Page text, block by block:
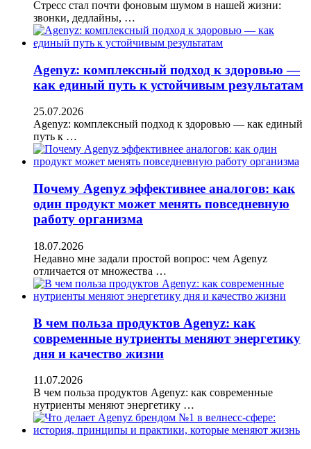
Стресс стал почти фоновым шумом в нашей жизни:
звонки, дедлайны, …
Agenyz: комплексный подход к здоровью —
как единый путь к устойчивым результатам
25.07.2026
Agenyz: комплексный подход к здоровью — как единый
путь к …
Почему Agenyz эффективнее аналогов: как
один продукт может менять повседневную
работу организма
18.07.2026
Недавно мне задали простой вопрос: чем Agenyz
отличается от множества …
В чем польза продуктов Agenyz: как
современные нутриенты меняют энергетику
дня и качество жизни
11.07.2026
В чем польза продуктов Agenyz: как современные
нутриенты меняют энергетику …